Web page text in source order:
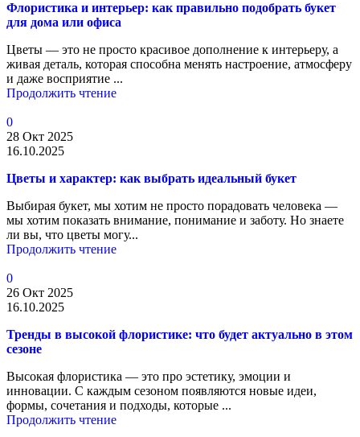
Флористика и интерьер: как правильно подобрать букет
для дома или офиса
Цветы — это не просто красивое дополнение к интерьеру, а
живая деталь, которая способна менять настроение, атмосферу
и даже восприятие ...
Продолжить чтение
0
28 Окт 2025
16.10.2025
Цветы и характер: как выбрать идеальный букет
Выбирая букет, мы хотим не просто порадовать человека —
мы хотим показать внимание, понимание и заботу. Но знаете
ли вы, что цветы могу...
Продолжить чтение
0
26 Окт 2025
16.10.2025
Тренды в высокой флористике: что будет актуально в этом
сезоне
Высокая флористика — это про эстетику, эмоции и
инновации. С каждым сезоном появляются новые идеи,
формы, сочетания и подходы, которые ...
Продолжить чтение